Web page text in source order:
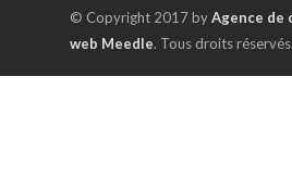
© Copyright 2017 byAgence de
web Meedle. Tous droits réservés.